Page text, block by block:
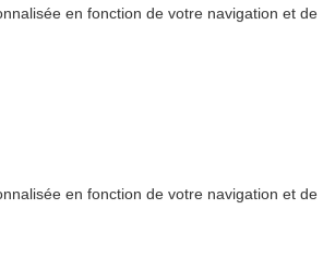
en fonction de votre navigation et de
en fonction de votre navigation et de